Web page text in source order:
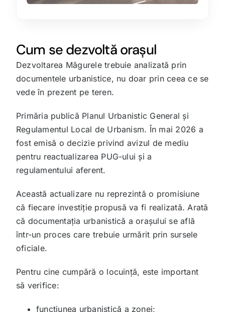
Cum se dezvoltă orașul
Dezvoltarea Măgurele trebuie analizată prin
documentele urbanistice, nu doar prin ceea ce se
vede în prezent pe teren.
Primăria publică Planul Urbanistic General și
Regulamentul Local de Urbanism. În mai 2026 a
fost emisă o decizie privind avizul de mediu
pentru reactualizarea PUG-ului și a
regulamentului aferent.
Această actualizare nu reprezintă o promisiune
că fiecare investiție propusă va fi realizată. Arată
că documentația urbanistică a orașului se află
într-un proces care trebuie urmărit prin sursele
oficiale.
Pentru cine cumpără o locuință, este important
să verifice:
funcțiunea urbanistică a zonei;